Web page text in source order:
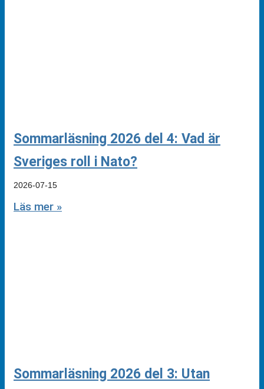
Sommarläsning 2026 del 4: Vad är
Sveriges roll i Nato?
2026-07-15
Läs mer »
Sommarläsning 2026 del 3: Utan